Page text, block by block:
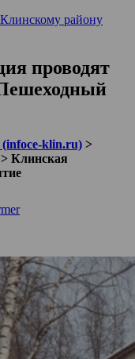
району
проводят
(infoce-klin.ru) >
> Клинская